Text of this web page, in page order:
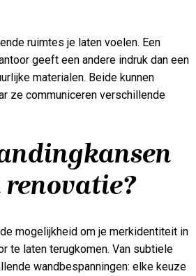
ruimtes je laten voelen. Een
geeft een andere indruk dan een
materialen. Beide kunnen
ze communiceren verschillende
renovatie?
mogelijkheid om je merkidentiteit in
te laten terugkomen. Van subtiele
wandbespanningen: elke keuze